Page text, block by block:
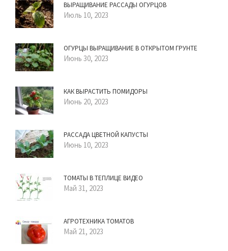
ВЫРАЩИВАНИЕ РАССАДЫ ОГУРЦОВ
Июль 10, 2023
ОГУРЦЫ ВЫРАЩИВАНИЕ В ОТКРЫТОМ ГРУНТЕ
Июнь 30, 2023
КАК ВЫРАСТИТЬ ПОМИДОРЫ
Июнь 20, 2023
РАССАДА ЦВЕТНОЙ КАПУСТЫ
Июнь 10, 2023
ТОМАТЫ В ТЕПЛИЦЕ ВИДЕО
Май 31, 2023
АГРОТЕХНИКА ТОМАТОВ
Май 21, 2023